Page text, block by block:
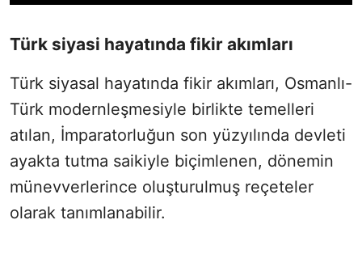
Türk siyasi hayatında fikir akımları
Türk siyasal hayatında fikir akımları, Osmanlı-
Türk modernleşmesiyle birlikte temelleri
atılan, İmparatorluğun son yüzyılında devleti
ayakta tutma saikiyle biçimlenen, dönemin
münevverlerince oluşturulmuş reçeteler
olarak tanımlanabilir.